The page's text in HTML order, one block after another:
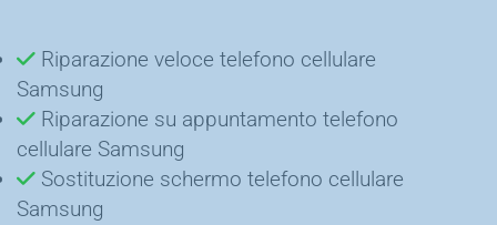
Riparazione veloce telefono cellulare
Samsung
Riparazione su appuntamento telefono
cellulare Samsung
Sostituzione schermo telefono cellulare
Samsung